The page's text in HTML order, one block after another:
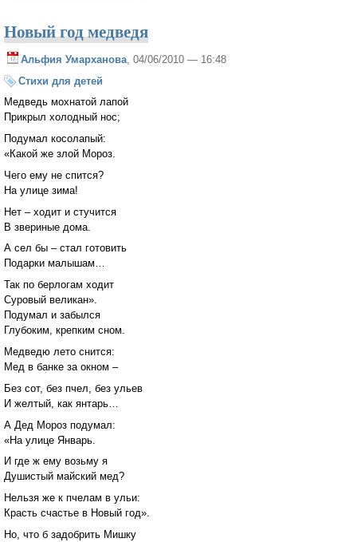
Новый год медведя
Альфия Умарханова , 04/06/2010 — 16:48
Стихи для детей
Медведь мохнатой лапой
Прикрыл холодный нос;
Подумал косолапый:
«Какой же злой Мороз.
Чего ему не спится?
На улице зима!
Нет – ходит и стучится
В звериные дома.
А сел бы – стал готовить
Подарки малышам…
Так по берлогам ходит
Суровый великан».
Подумал и забылся
Глубоким, крепким сном.
Медведю лето снится:
Мед в банке за окном –
Без сот, без пчел, без ульев
И желтый, как янтарь…
А Дед Мороз подумал:
«На улице Январь.
И где ж ему возьму я
Душистый майский мед?
Нельзя же к пчелам в ульи:
Красть счастье в Новый год».
Но, что б задобрить Мишку